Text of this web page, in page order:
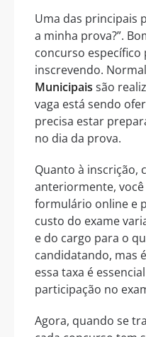
Uma das principais
a minha prova?”.
concurso específico
inscrevendo.
Municipais são
vaga está sendo
precisa estar
no dia da prova.
Quanto à inscrição,
anteriormente,
formulário online e
custo do exame
e do cargo para o
candidatando, mas
essa taxa é
participação no
Agora, quando se